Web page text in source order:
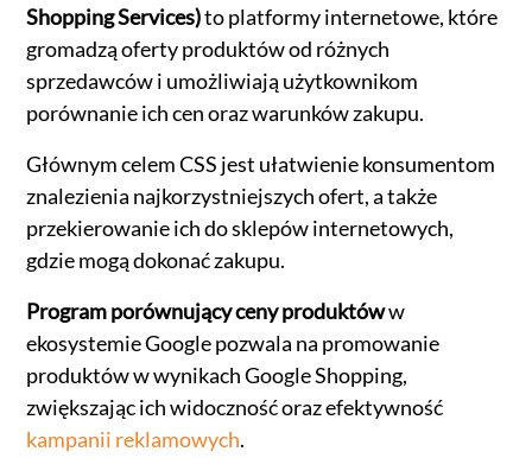
Shopping Services)to platformy internetowe, które
gromadzą oferty produktów od różnych
sprzedawców i umożliwiają użytkownikom
porównanie ich cen oraz warunków zakupu.
Głównym celem CSS jest ułatwienie konsumentom
znalezienia najkorzystniejszych ofert, a także
przekierowanie ich do sklepów internetowych,
gdzie mogą dokonać zakupu.
Program porównujący ceny produktóww
ekosystemie Google pozwala na promowanie
produktów w wynikach Google Shopping,
zwiększając ich widoczność oraz efektywność
kampanii reklamowych.